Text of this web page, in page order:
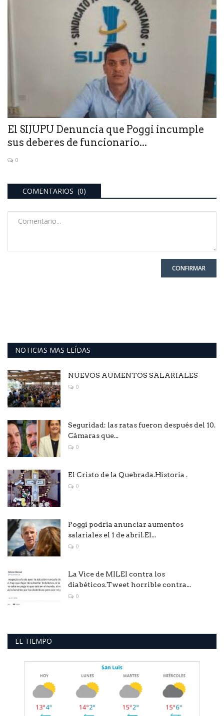
El SIJUPU Denuncia que Poggi incumple
sus deberes de funcionario...
0
COMENTARIOS (0)
CONFIRMAR
NOTICIAS MAS LEÍDAS
NUEVOS AUMENTOS SALARIALES
0
Seguridad: las ratas fueron después del 10.
Cámaras que...
0
El Cristo de la Quebrada.Historia .
0
Poggi podría anunciar aumentos
salariales el 1 de abril.El...
0
La Vice de MILEI contra los
diabéticos.Tweet horrible contra...
0
EL TIEMPO